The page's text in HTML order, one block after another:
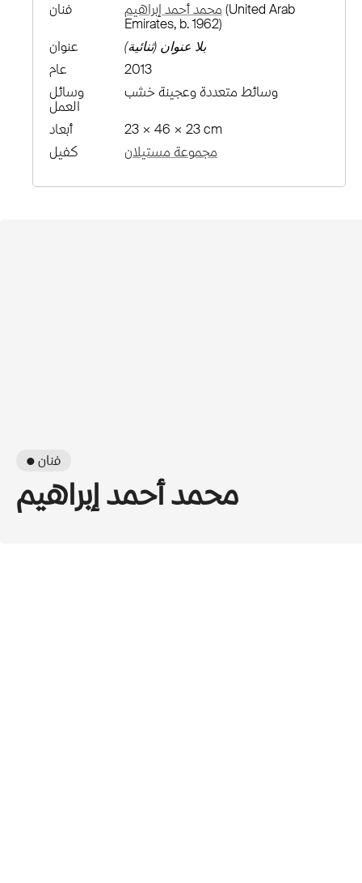
فنان محمد أحمد إبراهيم (United Arab
Emirates, b. 1962)
عنوان
بلا عنوان (ثنائية)
عام
2013
وسائل
العمل
وسائط متعددة وعجينة خشب
أبعاد
23 × 46 × 23 cm
كفيل
مجموعة مستيلان
● فنان
محمد أحمد إبراهيم